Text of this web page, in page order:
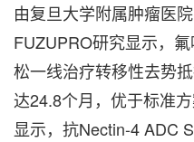
由复旦大学附属肿瘤医
FUZUPRO研究显示，
松一线治疗转移性去势
达24.8个月，优于标准
显示，抗Nectin-4 ADC